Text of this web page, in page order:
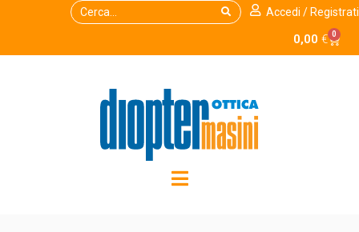
Accedi / Registrati
0,00 € 0